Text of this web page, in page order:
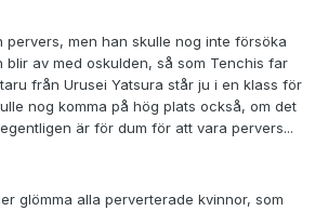
pervers, men han skulle nog inte försöka
blir av med oskulden, så som Tenchis far
från Urusei Yatsura står ju i en klass för
nog komma på hög plats också, om det
är för dum för att vara pervers...
glömma alla perverterade kvinnor, som